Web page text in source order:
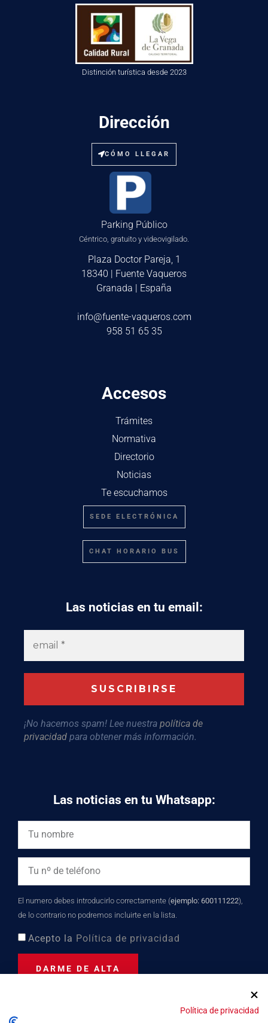
Distinción turística desde 2023
Dirección
CÓMO LLEGAR
Parking Público
Céntrico, gratuito y videovigilado.
Plaza Doctor Pareja, 1
18340 | Fuente Vaqueros
Granada | España
info@fuente-vaqueros.com
958 51 65 35
Accesos
Trámites
Normativa
Directorio
Noticias
Te escuchamos
SEDE ELECTRÓNICA
CHAT HORARIO BUS
Las noticias en tu email:
¡No hacemos spam! Lee nuestra política de
privacidad para obtener más información.
Las noticias en tu Whatsapp:
El numero debes introducirlo correctamente (ejemplo: 600111222),
de lo contrario no podremos incluirte en la lista.
Acepto la Política de privacidad
DARME DE ALTA
Política de privacidad